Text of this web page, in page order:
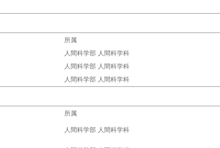
所属
人間科学部 人間科学科
人間科学部 人間科学科
人間科学部 人間科学科
所属
人間科学部 人間科学科